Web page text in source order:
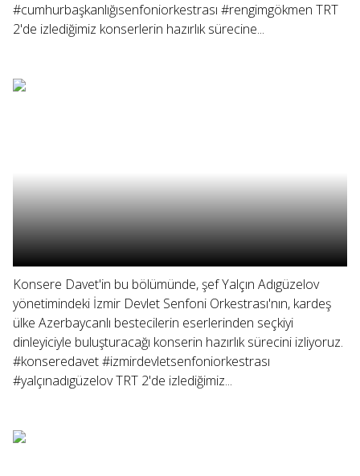
#cumhurbaşkanlığısenfoniorkestrası #rengimgökmen TRT
2'de izlediğimiz konserlerin hazırlık sürecine...
Konsere Davet'in bu bölümünde, şef Yalçın Adıgüzelov
yönetimindeki İzmir Devlet Senfoni Orkestrası'nın, kardeş
ülke Azerbaycanlı bestecilerin eserlerinden seçkiyi
dinleyiciyle buluşturacağı konserin hazırlık sürecini izliyoruz.
#konseredavet #izmirdevletsenfoniorkestrası
#yalçınadıgüzelov TRT 2'de izlediğimiz...